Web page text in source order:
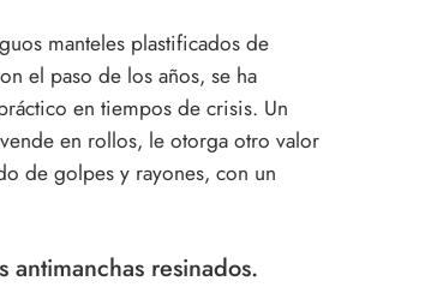
manteles plastificados de
el paso de los años, se ha
en tiempos de crisis. Un
en rollos, le otorga otro valor
de golpes y rayones, con un
antimanchas resinados.